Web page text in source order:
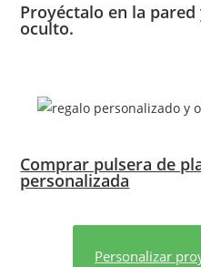
Proyéctalo en la
oculto.
Comprar pulsera de
personalizada
Personalizar